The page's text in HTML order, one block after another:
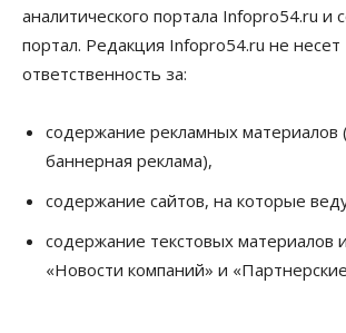
Новосибирск готовится к визиту
Путина
Бизнес Недвижимость Общество
Росреестр назвал
06 Августа 2026, 12:00
Телекоммуникации
В 16 населённых пунктах
аналитического портала Infopro54.ru и
портал. Редакция Infopro54.ru не несет
ответственность за:
содержание рекламных материалов
баннерная реклама),
содержание сайтов, на которые
содержание текстовых материалов
«Новости компаний» и